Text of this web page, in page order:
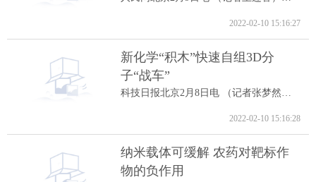
2022-02-10 15:16:27
新化学“积木”快速自组3D分
子“战车”
科技日报北京2月8日电 （记者张梦然）据...
2022-02-10 15:16:28
纳米载体可缓解 农药对靶标作
物的负作用